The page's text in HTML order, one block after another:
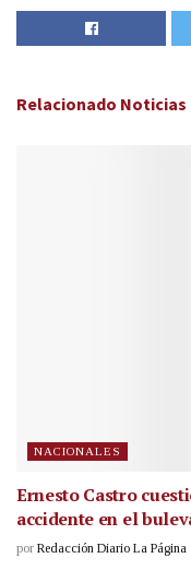
Relacionado Noticias
NACIONALES
Ernesto Castro
accidente en el
por Redacción Diario La Página